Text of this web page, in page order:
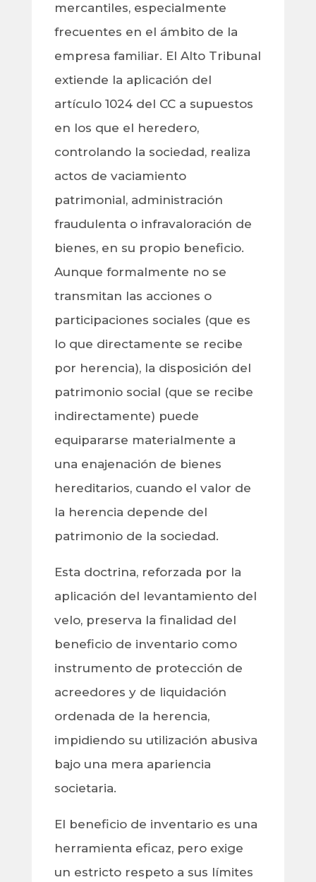
mercantiles, especialmente
frecuentes en el ámbito de la
empresa familiar. El Alto Tribunal
extiende la aplicación del
artículo 1024 del CC a supuestos
en los que el heredero,
controlando la sociedad, realiza
actos de vaciamiento
patrimonial, administración
fraudulenta o infravaloración de
bienes, en su propio beneficio.
Aunque formalmente no se
transmitan las acciones o
participaciones sociales (que es
lo que directamente se recibe
por herencia), la disposición del
patrimonio social (que se recibe
indirectamente) puede
equipararse materialmente a
una enajenación de bienes
hereditarios, cuando el valor de
la herencia depende del
patrimonio de la sociedad.
Esta doctrina, reforzada por la
aplicación del levantamiento del
velo, preserva la finalidad del
beneficio de inventario como
instrumento de protección de
acreedores y de liquidación
ordenada de la herencia,
impidiendo su utilización abusiva
bajo una mera apariencia
societaria.
El beneficio de inventario es una
herramienta eficaz, pero exige
un estricto respeto a sus límites